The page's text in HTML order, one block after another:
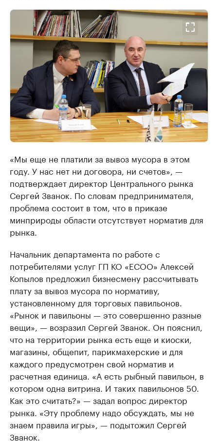
«Мы еще не платили за вывоз мусора в этом
году. У нас нет ни договора, ни счетов», —
подтверждает директор Центрального рынка
Сергей Званок. По словам предпринимателя,
проблема состоит в том, что в приказе
минприроды области отсутствует норматив для
рынка.
Начальник департамента по работе с
потребителями услуг ГП КО «ЕСОО» Алексей
Копылов предложил бизнесмену рассчитывать
плату за вывоз мусора по нормативу,
установленному для торговых павильонов.
«Рынок и павильоны — это совершенно разные
вещи», — возразил Сергей Званок. Он пояснил,
что на территории рынка есть еще и киоски,
магазины, общепит, парикмахерские и для
каждого предусмотрен свой норматив и
расчетная единица. «А есть рыбный павильон, в
котором одна витрина. И таких павильонов 50.
Как это считать?» — задал вопрос директор
рынка. «Эту проблему надо обсуждать, мы не
знаем правила игры», — подытожил Сергей
Званок.